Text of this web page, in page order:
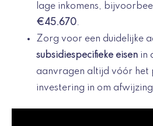
lage inkomens,
€45.670.
Zorg voor een duidelijke
subsidiespecifieke eisen in
aanvragen altijd vóór het
investering in om